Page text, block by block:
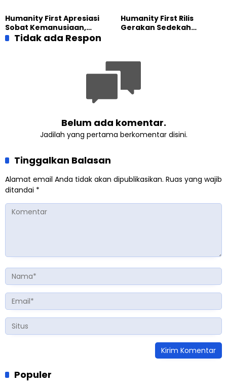
Wujudkan Iman dalam
Perubahan Nyata
Tokoh Indonesia Turut
Ambil Bagian
Humanity First Apresiasi
Sobat Kemanusiaan,
Sedekah yang
Menghadirkan Harapan
Humanity First Rilis
Gerakan Sedekah
Tidak ada Respon
Belum ada komentar.
Jadilah yang pertama berkomentar disini.
Tinggalkan Balasan
Alamat email Anda tidak akan dipublikasikan. Ruas yang wajib
ditandai *
Populer